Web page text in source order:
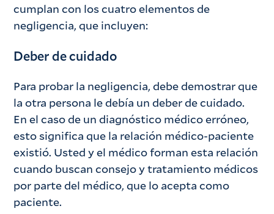
cumplan con los cuatro elementos de
negligencia, que incluyen:
Deber de cuidado
Para probar la negligencia, debe demostrar que
la otra persona le debía un deber de cuidado.
En el caso de un diagnóstico médico erróneo,
esto significa que la relación médico-paciente
existió. Usted y el médico forman esta relación
cuando buscan consejo y tratamiento médicos
por parte del médico, que lo acepta como
paciente.